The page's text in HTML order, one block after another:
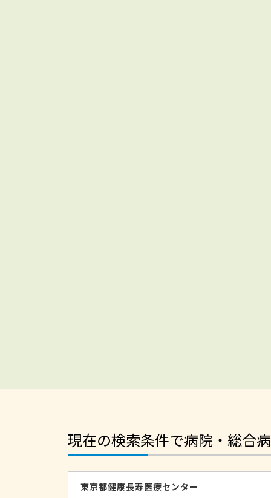
現在の検索条件で病院・総合
東京都健康長寿医療センター